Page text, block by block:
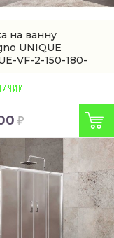
на ванну
UNIQUE
VF-2-150-180-